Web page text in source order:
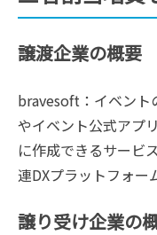
譲渡企業の概要
bravesoft：イベント
やイベント公式アプ
に作成できるサービ
連DXプラットフォ
譲り受け企業の